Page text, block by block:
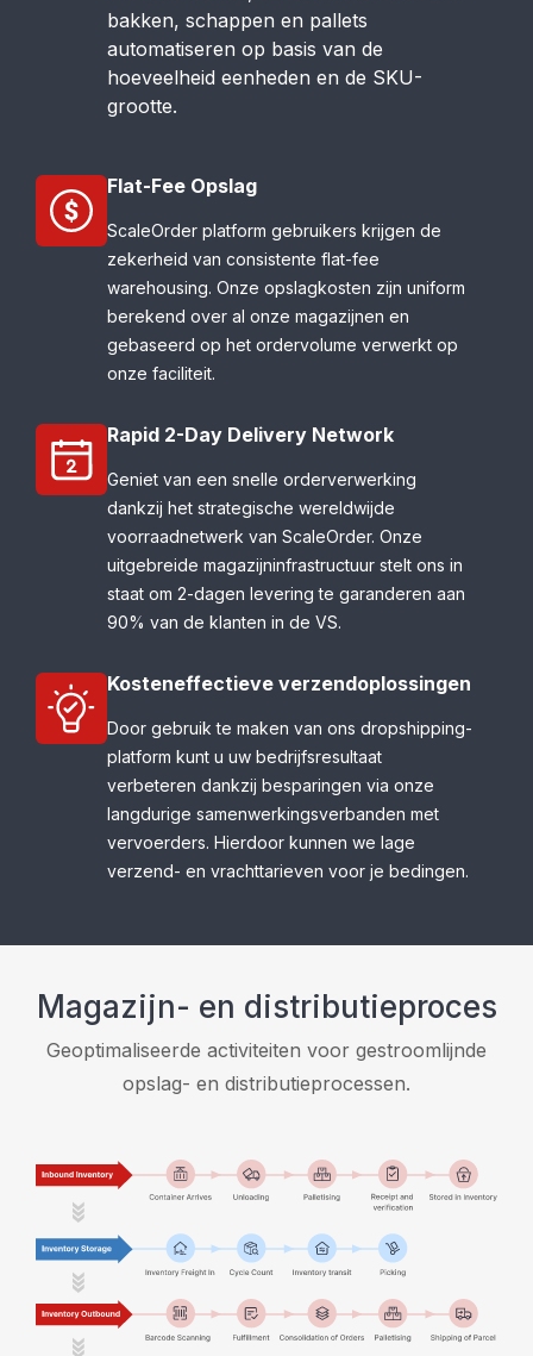
bakken, schappen en pallets
automatiseren op basis van de
hoeveelheid eenheden en de SKU-
grootte.
Flat-Fee Opslag
ScaleOrder platform gebruikers krijgen de
zekerheid van consistente flat-fee
warehousing. Onze opslagkosten zijn uniform
berekend over al onze magazijnen en
gebaseerd op het ordervolume verwerkt op
onze faciliteit.
Rapid 2-Day Delivery Network
Geniet van een snelle orderverwerking
dankzij het strategische wereldwijde
voorraadnetwerk van ScaleOrder. Onze
uitgebreide magazijninfrastructuur stelt ons in
staat om 2-dagen levering te garanderen aan
90% van de klanten in de VS.
Kosteneffectieve verzendoplossingen
Door gebruik te maken van ons dropshipping-
platform kunt u uw bedrijfsresultaat
verbeteren dankzij besparingen via onze
langdurige samenwerkingsverbanden met
vervoerders. Hierdoor kunnen we lage
verzend- en vrachttarieven voor je bedingen.
Magazijn- en distributieproces
Geoptimaliseerde activiteiten voor gestroomlijnde
opslag- en distributieprocessen.